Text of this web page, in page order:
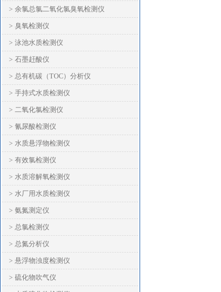
> 余氯总氯二氧化氯臭氧检测仪
> 臭氧检测仪
> 泳池水质检测仪
> 石墨赶酸仪
> 总有机碳（TOC）分析仪
> 手持式水质检测仪
> 二氧化氯检测仪
> 氰尿酸检测仪
> 水质悬浮物检测仪
> 有效氯检测仪
> 水质溶解氧检测仪
> 水厂用水质检测仪
> 氨氮测定仪
> 总氯检测仪
> 总氮分析仪
> 悬浮物浊度检测仪
> 硫化物吹气仪